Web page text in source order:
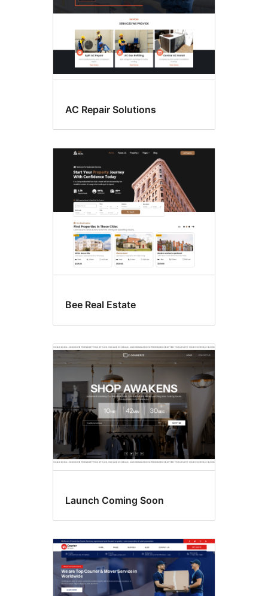
AC Repair Solutions
Bee Real Estate
Launch Coming Soon